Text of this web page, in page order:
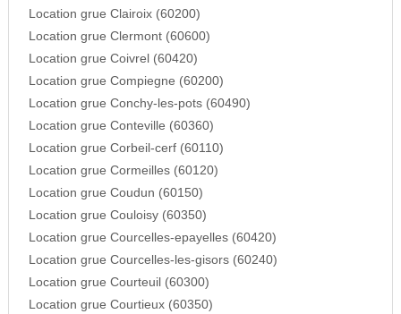
Location grue Clairoix (60200)
Location grue Clermont (60600)
Location grue Coivrel (60420)
Location grue Compiegne (60200)
Location grue Conchy-les-pots (60490)
Location grue Conteville (60360)
Location grue Corbeil-cerf (60110)
Location grue Cormeilles (60120)
Location grue Coudun (60150)
Location grue Couloisy (60350)
Location grue Courcelles-epayelles (60420)
Location grue Courcelles-les-gisors (60240)
Location grue Courteuil (60300)
Location grue Courtieux (60350)